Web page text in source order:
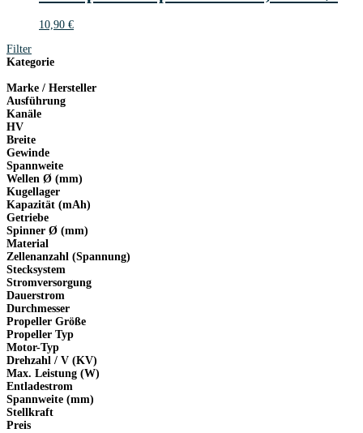
10,90 €
Filter
Kategorie
Marke / Hersteller
Ausführung
Kanäle
HV
Breite
Gewinde
Spannweite
Wellen Ø (mm)
Kugellager
Kapazität (mAh)
Getriebe
Spinner Ø (mm)
Material
Zellenanzahl (Spannung)
Stecksystem
Stromversorgung
Dauerstrom
Durchmesser
Propeller Größe
Propeller Typ
Motor-Typ
Drehzahl / V (KV)
Max. Leistung (W)
Entladestrom
Spannweite (mm)
Stellkraft
Preis